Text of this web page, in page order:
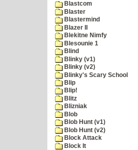
Blastcom
Blaster
Blastermind
Blazer II
Blekitne Nimfy
Blesounie 1
Blind
Blinky (v1)
Blinky (v2)
Blinky's Scary School
Blip
Blip!
Blitz
Blizniak
Blob
Blob Hunt (v1)
Blob Hunt (v2)
Block Attack
Block It